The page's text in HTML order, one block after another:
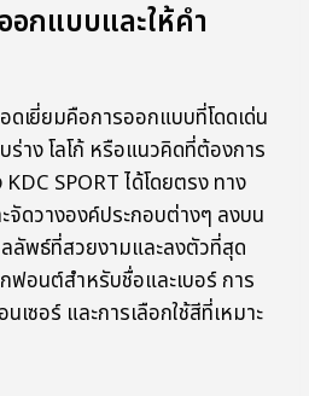
กแบบและให้คำ
เยี่ยมคือการออกแบบที่โดดเด่น
าง โลโก้ หรือแนวคิดที่ต้องการ
SPORT ได้โดยตรง ทาง
จัดวางองค์ประกอบต่างๆ ลงบน
ลลัพธ์ที่สวยงามและลงตัวที่สุด
ฟอนต์สำหรับชื่อและเบอร์ การ
เซอร์ และการเลือกใช้สีที่เหมาะ